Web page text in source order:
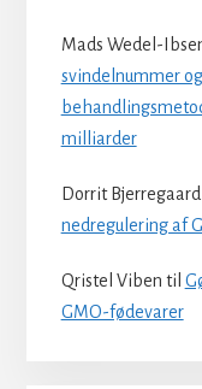
Mads Wedel-
svindelnummer
milliarder
Dorrit Bjerregaard
nedregulering af
Qristel Viben til
GMO-fødevarer